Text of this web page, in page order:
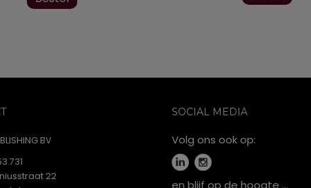
BV
22
SOCIAL MEDIA
Volg ons ook op:
en blijf op de hoogte …